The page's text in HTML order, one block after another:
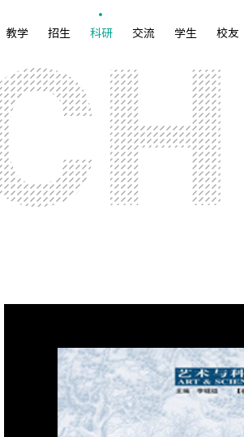
教学 招生 科研 交流 学生 校友